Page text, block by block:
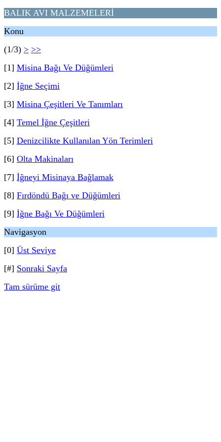
BALIK AVI MALZEMELERİ
Konu
(1/3) > >>
[1] Misina Bağı Ve Düğümleri
[2] İğne Seçimi
[3] Misina Çeşitleri Ve Tanımları
[4] Temel İğne Çeşitleri
[5] Denizcilikte Kullanılan Yön Terimleri
[6] Olta Makinaları
[7] İğneyi Misinaya Bağlamak
[8] Fırdöndü Bağı ve Düğümleri
[9] İğne Bağı Ve Düğümleri
Navigasyon
[0] Üst Seviye
[#] Sonraki Sayfa
Tam sürüme git